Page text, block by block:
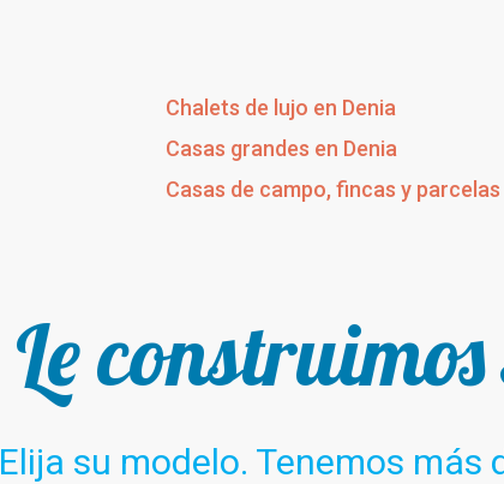
Chalets de lujo en Denia
Casas grandes en Denia
Casas de campo, fincas y
Le
Elija su modelo. Tenemos más